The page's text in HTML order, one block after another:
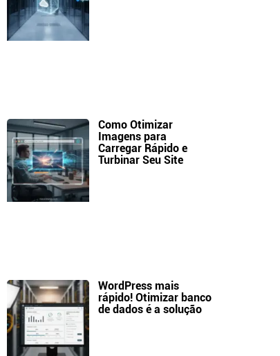
Como Otimizar
Imagens para
Carregar Rápido e
Turbinar Seu Site
WordPress mais
rápido! Otimizar banco
de dados é a solução